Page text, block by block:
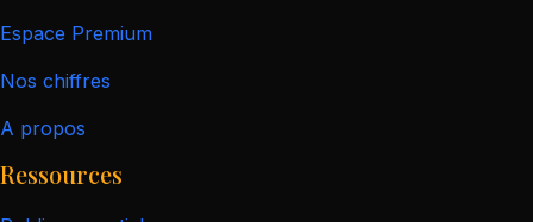
Espace Premium
Nos chiffres
A propos
Ressources